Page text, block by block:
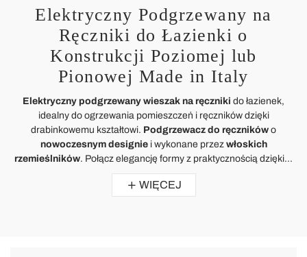
Elektryczny Podgrzewany na
Ręczniki do Łazienki o
Konstrukcji Poziomej lub
Pionowej Made in Italy
Elektryczny podgrzewany wieszak na ręczniki do łazienek,
idealny do ogrzewania pomieszczeń i ręczników dzięki
drabinkowemu kształtowi. Podgrzewacz do ręczników o
nowoczesnym designiei wykonane przez włoskich
rzemieślników. Połącz elegancję formy z praktycznością dzięki...
WIĘCEJ